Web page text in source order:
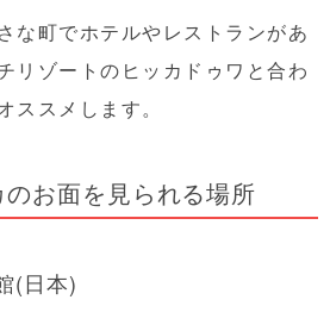
な町でホテルやレストランがあ
リゾートのヒッカドゥワと合わ
ススメします。
お面を見られる場所
(日本)